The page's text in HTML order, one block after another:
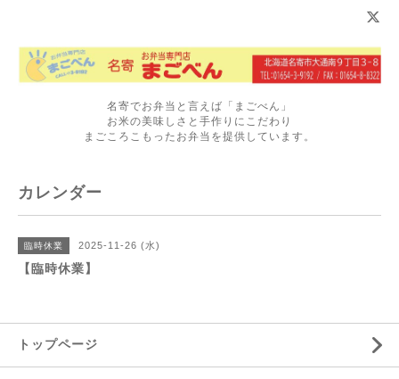
名寄でお弁当と言えば「まごべん」
お米の美味しさと手作りにこだわり
まごころこもったお弁当を提供しています。
カレンダー
臨時休業 2025-11-26 (水)
【臨時休業】
トップページ